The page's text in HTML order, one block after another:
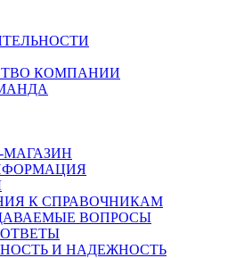
КОМПАНИИ
МАГАЗИН
К СПРАВОЧНИКАМ
ВОПРОСЫ
И НАДЕЖНОСТЬ